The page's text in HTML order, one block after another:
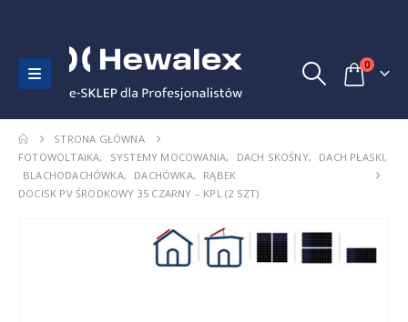
0
STRONA GŁÓWNA
FOTOWOLTAIKA, SYSTEMY MOCOWANIA, DACH SKOŚNY, DACH PŁASKI,
BLACHODACHÓWKA, DACHÓWKA,
RĄBEK
DOCISK PV ŚRODKOWY 35 CZARNY – KPL (2 SZT)